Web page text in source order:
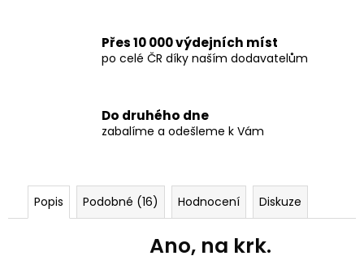
Přes 10 000 výdejních míst
po celé ČR díky naším dodavatelům
Do druhého dne
zabalíme a odešleme k Vám
Popis Podobné (16) Hodnocení Diskuze
Ano, na krk.